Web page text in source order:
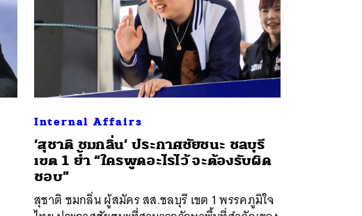
Internal Affairs
‘สุชาติ ชมกลิ่น’ ประกาศชัยชนะ ชลบุรี
เขต 1 ย้ำ “ใครพูดอะไรไว้ จะต้องรับผิด
ชอบ”
สุชาติ ชมกลิ่น ผู้สมัคร สส.ชลบุรี เขต 1 พรรคภูมิใจ